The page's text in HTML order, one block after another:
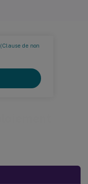
(Clause de non